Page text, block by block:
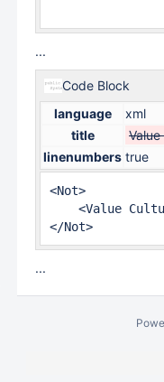
...
Code Block
language
xml
title
Value
linenumbers true
<Not>
<Value
</Not>
...